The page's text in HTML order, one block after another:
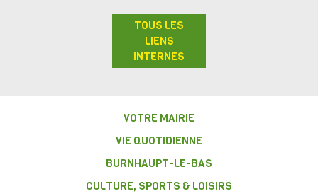
TOUS LES
LIENS
INTERNES
VOTRE MAIRIE
VIE QUOTIDIENNE
BURNHAUPT-LE-BAS
CULTURE, SPORTS & LOISIRS